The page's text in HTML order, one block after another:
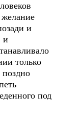
и
и
только
поздно
под